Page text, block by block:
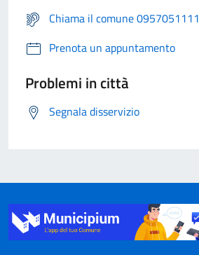
Chiama il comune 0957051111
Prenota un appuntamento
Problemi in città
Segnala disservizio